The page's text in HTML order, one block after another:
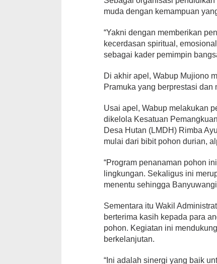
muda dengan kemampuan
“Yakni dengan memberikan
kecerdasan spiritual,
sebagai kader pemimpin
Di akhir apel, Wabup Mujiono
Pramuka yang berprestasi
Usai apel, Wabup melakukan
dikelola Kesatuan
Desa Hutan (LMDH) Rimba
mulai dari bibit pohon durian,
“Program penanaman pohon
lingkungan. Sekaligus ini
menentu sehingga
Sementara itu Wakil
berterima kasih kepada para
pohon. Kegiatan ini
berkelanjutan.
“Ini adalah sinergi yang baik